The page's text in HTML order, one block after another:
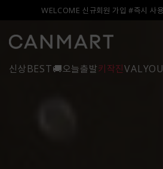
WELCOME 신규회원 가입 #즉시 사
신상BEST🚚오늘출발키작진VALYOU